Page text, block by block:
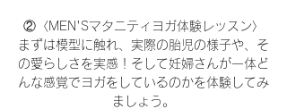
②〈MEN'Sマタニティヨガ体験レッスン〉
まずは模型に触れ、実際の胎児の様子や、そ
の愛らしさを実感！そして妊婦さんが一体ど
んな感覚でヨガをしているのかを体験してみ
ましょう。